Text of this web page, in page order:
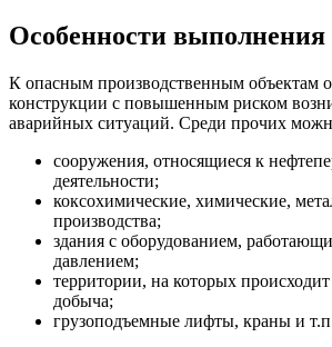
Особенности выполнения
К опасным производственным объектам
конструкции с повышенным риском
аварийных ситуаций. Среди прочих
сооружения, относящиеся к
деятельности;
коксохимические, химические,
производства;
здания с оборудованием,
давлением;
территории, на которых происходит
добыча;
грузоподъемные лифты, краны и